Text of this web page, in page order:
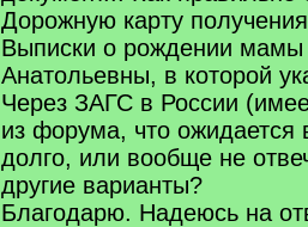
Дорожную карту
Выписки о рождении
Анатольевны, в которой
Через ЗАГС в России
из форума, что ожидается
долго, или вообще не
другие варианты?
Благодарю. Надеюсь на